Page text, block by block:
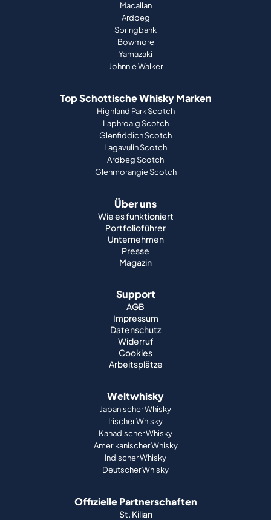
Macallan
Ardbeg
Springbank
Bowmore
Yamazaki
Johnnie Walker
Top Schottische Whisky Marken
Highland Park Scotch
Laphroaig Scotch
Glenfiddich Scotch
Lagavulin Scotch
Ardbeg Scotch
Glenmorangie Scotch
Über uns
Wie es funktioniert
Portfolioführer
Unternehmen
Presse
Magazin
Support
AGB
Impressum
Datenschutz
Widerruf
Cookies
Arbeitsplätze
Weltwhisky
Japanischer Whisky
Irischer Whisky
Kanadischer Whisky
Amerikanischer Whisky
Indischer Whisky
Deutscher Whisky
Offizielle Partnerschaften
St. Kilian